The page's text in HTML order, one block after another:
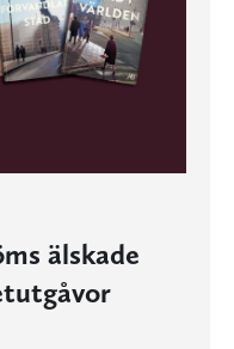
älskade